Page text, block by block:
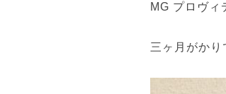
MG プロヴィ
三ヶ月がかり